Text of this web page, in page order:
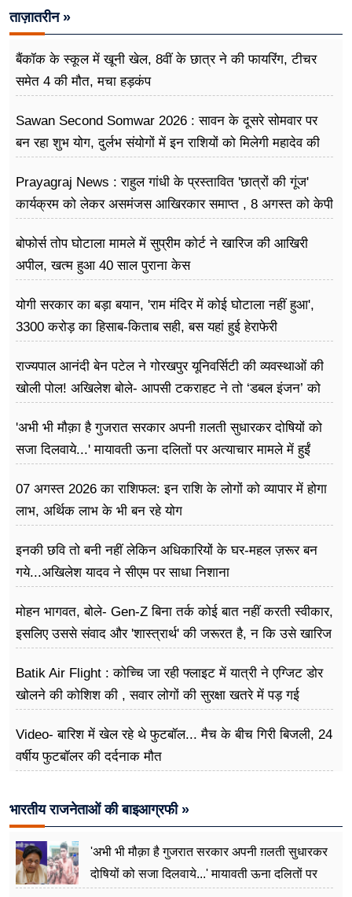
ताज़ातरीन »
बैंकॉक के स्कूल में खूनी खेल, 8वीं के छात्र ने की फायरिंग, टीचर
समेत 4 की मौत, मचा हड़कंप
Sawan Second Somwar 2026 : सावन के दूसरे सोमवार पर
बन रहा शुभ योग, दुर्लभ संयोगों में इन राशियों को मिलेगी महादेव की
Prayagraj News : राहुल गांधी के प्रस्तावित 'छात्रों की गूंज'
कार्यक्रम को लेकर असमंजस आखिरकार समाप्त , 8 अगस्त को केपी
बोफोर्स तोप घोटाला मामले में सुप्रीम कोर्ट ने खारिज की आखिरी
अपील, खत्म हुआ 40 साल पुराना केस
योगी सरकार का बड़ा बयान, 'राम मंदिर में कोई घोटाला नहीं हुआ',
3300 करोड़ का हिसाब-किताब सही, बस यहां हुई हेराफेरी
राज्यपाल आनंदी बेन पटेल ने गोरखपुर यूनिवर्सिटी की व्यवस्थाओं की
खोली पोल! अखिलेश बोले- आपसी टकराहट ने तो ‘डबल इंजन’ को
'अभी भी मौक़ा है गुजरात सरकार अपनी ग़लती सुधारकर दोषियों को
सजा दिलवाये...' मायावती ऊना दलितों पर अत्याचार मामले में हुईं
07 अगस्त 2026 का राशिफल: इन राशि के लोगों को व्यापार में होगा
लाभ, अर्थिक लाभ के भी बन रहे योग
इनकी छवि तो बनी नहीं लेकिन अधिकारियों के घर-महल ज़रूर बन
गये...अखिलेश यादव ने सीएम पर साधा​ निशाना
मोहन भागवत, बोले- Gen-Z बिना तर्क कोई बात नहीं करती स्वीकार,
इसलिए उससे संवाद और 'शास्त्रार्थ' की जरूरत है, न कि उसे खारिज
Batik Air Flight : कोच्चि जा रही फ्लाइट में यात्री ने एग्जिट डोर
खोलने की कोशिश की , सवार लोगों की सुरक्षा खतरे में पड़ गई
Video- बारिश में खेल रहे थे फुटबॉल... मैच के बीच गिरी बिजली, 24
वर्षीय फुटबॉलर की दर्दनाक मौत
भारतीय राजनेताओं की बाइआग्रफी »
'अभी भी मौक़ा है गुजरात सरकार अपनी ग़लती सुधारकर
दोषियों को सजा दिलवाये...' मायावती ऊना दलितों पर